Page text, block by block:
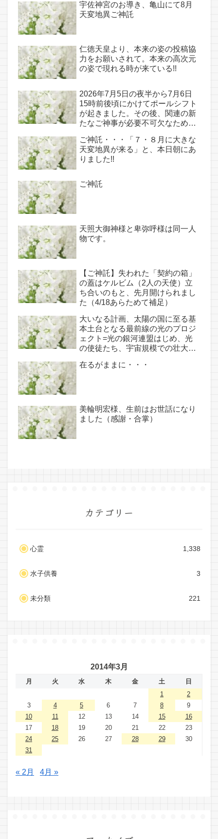
宇佐神宮のお導き、亀山にて8月
天変地異ご神託
仁徳天皇より、本来の姿の投稿協
力をお願いされて。本来の高次元
の姿で現れる時が来ている!!
2026年7月5日の夜半から7月6日
15時前後頃にかけてポールシフト
が起きました。その後、関連の新
たなご神事が必要不可欠なため、
点であり古代太陽信仰の中心点で
もある伊弉諾宮、他3ヵ所へのご
神託あり！！
ご神託・・・「７・８月に大きな
天変地異が来る」と、本日朝にあ
りました!!
ご神託
天照大御神様と卑弥呼様は同一人
物です。
【ご神託】失われた「契約の箱」
の蓋はケルビム（2人の天使）立
ち合いのもと、先月開けられまし
た（4/18あらためて補足）
大いなる計画、太陽の国に至る基
本土台となる最前線の光のプロジ
ェクト=光の銀河連盟はじめ、光
の使徒たち、宇宙規模での壮大な
(6/26・28追記あり）
在るがままに・・・
美輪明宏様、生前はお世話になり
ました（感謝・合掌）
カテゴリー
心霊 1,338
水子供養 3
未分類 221
2014年3月
月 火 水 木 金 土
日
1
2
3
4 5 6 7 8
9
10
11 12 13 14 15
16
17
18 19 20 21 22
23
24
25 26 27 28 29
30
31
« 2月 4月 »